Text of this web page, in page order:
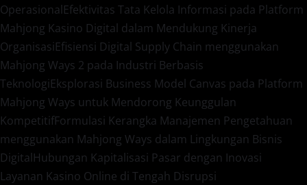
OperasionalEfektivitas Tata Kelola Informasi pada Platform
Mahjong Kasino Digital dalam Mendukung Kinerja
OrganisasiEfisiensi Digital Supply Chain menggunakan
Mahjong Ways 2 pada Industri Berbasis
TeknologiEksplorasi Business Model Canvas pada Platform
Mahjong Ways untuk Mendorong Keunggulan
KompetitifFormulasi Kerangka Manajemen Pengetahuan
menggunakan Mahjong Ways dalam Lingkungan Bisnis
DigitalHubungan Kapitalisasi Pasar dengan Inovasi
Layanan Kasino Online di Tengah Disrupsi